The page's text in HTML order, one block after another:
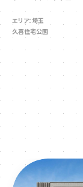
エリア：埼玉
久喜住宅公園